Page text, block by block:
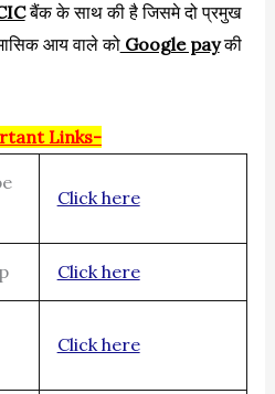
बैंक के साथ की है जिसमे दो प्रमुख
आय वाले कोGoogle payकी
Links-
Click here
Click here
Click here